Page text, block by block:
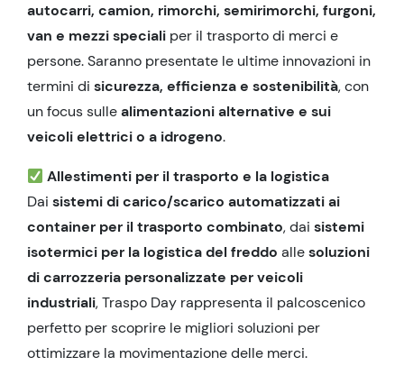
autocarri, camion, rimorchi, semirimorchi, furgoni,
van e mezzi speciali per il trasporto di merci e
persone. Saranno presentate le ultime innovazioni in
termini di sicurezza, efficienza e sostenibilità, con
un focus sullealimentazioni alternative e sui
veicoli elettrici o a idrogeno.
Allestimenti per il trasporto e la logistica
Dai sistemi di carico/scarico automatizzati ai
container per il trasporto combinato, dai sistemi
isotermici per la logistica del freddo allesoluzioni
di carrozzeria personalizzate per veicoli
industriali, Traspo Day rappresenta il palcoscenico
perfetto per scoprire le migliori soluzioni per
ottimizzare la movimentazione delle merci.